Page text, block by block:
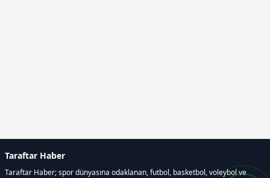
Taraftar Haber
Taraftar Haber; spor dünyasına odaklanan, futbol, basketbol, voleybol ve